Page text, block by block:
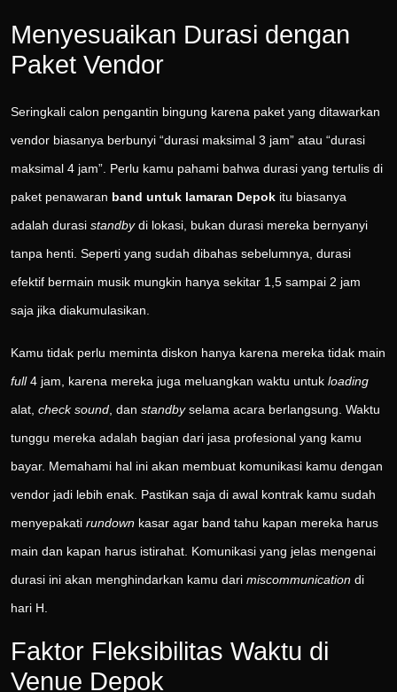
Menyesuaikan Durasi dengan
Paket Vendor
Seringkali calon pengantin bingung karena paket yang ditawarkan
vendor biasanya berbunyi “durasi maksimal 3 jam” atau “durasi
maksimal 4 jam”. Perlu kamu pahami bahwa durasi yang tertulis di
paket penawaran band untuk lamaran Depok itu biasanya
adalah durasi standbydi lokasi, bukan durasi mereka bernyanyi
tanpa henti. Seperti yang sudah dibahas sebelumnya, durasi
efektif bermain musik mungkin hanya sekitar 1,5 sampai 2 jam
saja jika diakumulasikan.
Kamu tidak perlu meminta diskon hanya karena mereka tidak main
full4 jam, karena mereka juga meluangkan waktu untuk loading
alat, check sound , dan standbyselama acara berlangsung. Waktu
tunggu mereka adalah bagian dari jasa profesional yang kamu
bayar. Memahami hal ini akan membuat komunikasi kamu dengan
vendor jadi lebih enak. Pastikan saja di awal kontrak kamu sudah
menyepakati rundown kasar agar band tahu kapan mereka harus
main dan kapan harus istirahat. Komunikasi yang jelas mengenai
durasi ini akan menghindarkan kamu dari miscommunication di
hari H.
Faktor Fleksibilitas Waktu di
Venue Depok